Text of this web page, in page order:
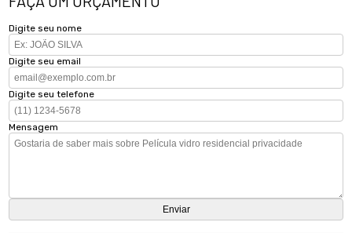
Digite seu nome
Digite seu email
Digite seu telefone
Mensagem